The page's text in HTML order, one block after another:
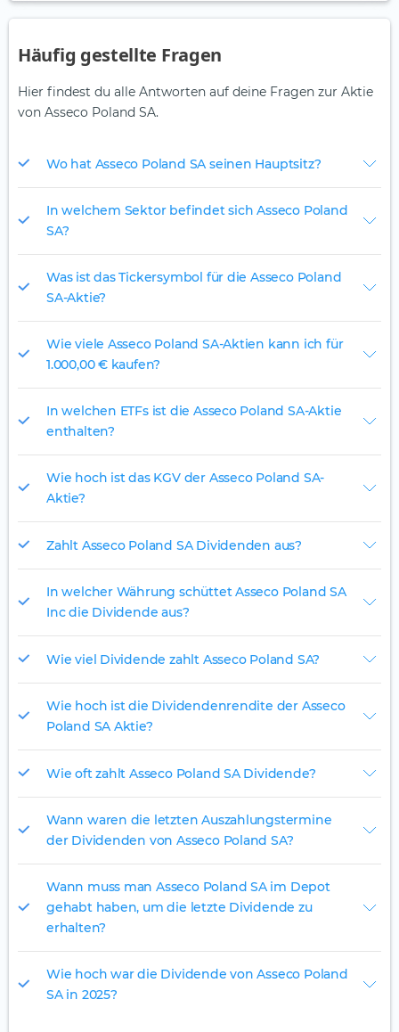
Häufig gestellte Fragen
Hier findest du alle Antworten auf deine Fragen zur Aktie
von Asseco Poland SA.
Wo hat Asseco Poland SA seinen Hauptsitz?
In welchem Sektor befindet sich Asseco Poland
SA?
Was ist das Tickersymbol für die Asseco Poland
SA-Aktie?
Wie viele Asseco Poland SA-Aktien kann ich für
1.000,00 € kaufen?
In welchen ETFs ist die Asseco Poland SA-Aktie
enthalten?
Wie hoch ist das KGV der Asseco Poland SA-
Aktie?
Zahlt Asseco Poland SA Dividenden aus?
In welcher Währung schüttet Asseco Poland SA
Inc die Dividende aus?
Wie viel Dividende zahlt Asseco Poland SA?
Wie hoch ist die Dividendenrendite der Asseco
Poland SA Aktie?
Wie oft zahlt Asseco Poland SA Dividende?
Wann waren die letzten Auszahlungstermine
der Dividenden von Asseco Poland SA?
Wann muss man Asseco Poland SA im Depot
gehabt haben, um die letzte Dividende zu
erhalten?
Wie hoch war die Dividende von Asseco Poland
SA in 2025?